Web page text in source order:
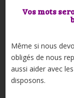
Vos mots
Même si nous
obligés de nous
aussi aider avec
disposons.